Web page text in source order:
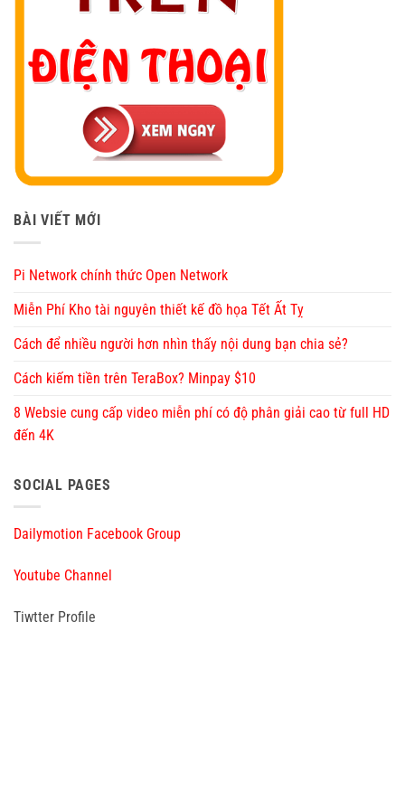
BÀI VIẾT MỚI
Pi Network chính thức Open Network
Miễn Phí Kho tài nguyên thiết kế đồ họa Tết Ất Tỵ
Cách để nhiều người hơn nhìn thấy nội dung bạn chia sẻ?
Cách kiếm tiền trên TeraBox? Minpay $10
8 Websie cung cấp video miễn phí có độ phân giải cao từ full HD
đến 4K
SOCIAL PAGES
Dailymotion Facebook Group
Youtube Channel
Tiwtter Profile